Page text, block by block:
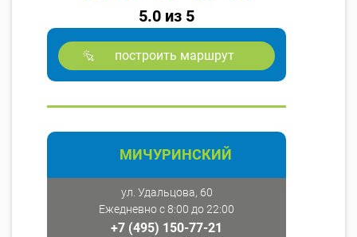
5.0 из 5
построить маршрут
МИЧУРИНСКИЙ
ул. Удальцова, 60
Ежедневно с 8:00 до 22:00
+7 (495) 150-77-21